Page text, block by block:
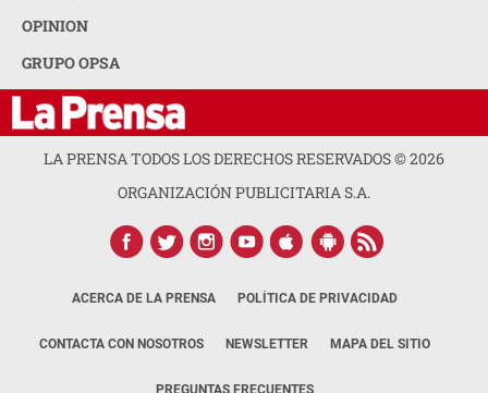
OPINION
GRUPO OPSA
LA PRENSA TODOS LOS DERECHOS RESERVADOS ©2026
ORGANIZACIÓN PUBLICITARIA S.A.
ACERCA DE LA PRENSA POLÍTICA DE PRIVACIDAD
CONTACTA CON NOSOTROS NEWSLETTER MAPA DEL SITIO
PREGUNTAS FRECUENTES